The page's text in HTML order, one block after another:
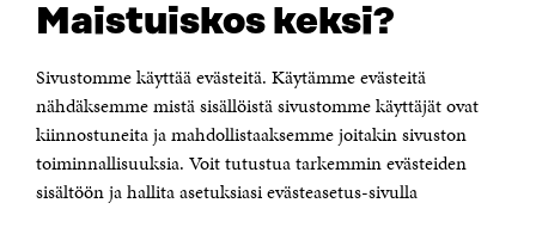
Maistuiskos keksi?
Sivustomme käyttää evästeitä. Käytämme evästeitä
nähdäksemme mistä sisällöistä sivustomme käyttäjät ovat
kiinnostuneita ja mahdollistaaksemme joitakin sivuston
toiminnallisuuksia. Voit tutustua tarkemmin evästeiden
sisältöön ja hallita asetuksiasi evästeasetus-sivulla
Itämerenkatu 11-13, PL 160,
00181 Helsinki
Puhelin +358 294 618 991
Sähköpostiosoite
Saapumisohjeet
Y-tunnus 0202132-3